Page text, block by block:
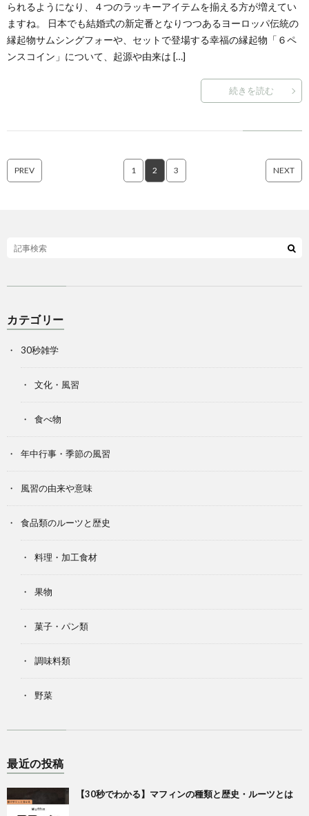
られるようになり、４つのラッキーアイテムを揃える方が増えてい
ますね。 日本でも結婚式の新定番となりつつあるヨーロッパ伝統の
縁起物サムシングフォーや、セットで登場する幸福の縁起物「６ペ
ンスコイン」について、起源や由来は […]
続きを読む
PREV 1 2 3 NEXT
カテゴリー
30秒雑学
文化・風習
食べ物
年中行事・季節の風習
風習の由来や意味
食品類のルーツと歴史
料理・加工食材
果物
菓子・パン類
調味料類
野菜
最近の投稿
【30秒でわかる】マフィンの種類と歴史・ルーツとは